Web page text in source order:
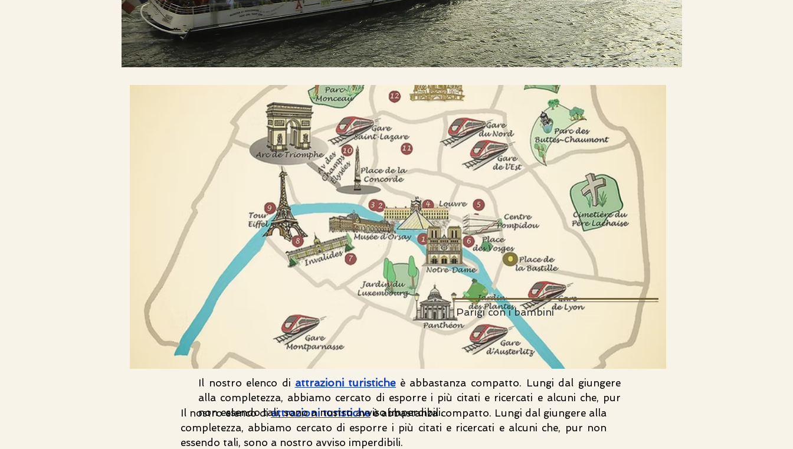
Parigi con i bambini
Il nostro elenco di attrazioni turistiche è abbastanza compatto. Lungi dal giungere alla
completezza, abbiamo cercato di esporre i più citati e ricercati e alcuni che, pur non
essendo tali, sono a nostro avviso imperdibili.
Il nostro elenco di attrazioni turistiche è abbastanza compatto. Lungi dal giungere
alla completezza, abbiamo cercato di esporre i più citati e ricercati e alcuni che, pur
non essendo tali, sono a nostro avviso imperdibili.